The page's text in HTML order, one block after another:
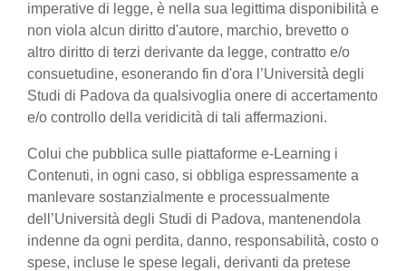
imperative di legge, è nella sua legittima disponibilità e
non viola alcun diritto d'autore, marchio, brevetto o
altro diritto di terzi derivante da legge, contratto e/o
consuetudine, esonerando fin d'ora l’Università degli
Studi di Padova da qualsivoglia onere di accertamento
e/o controllo della veridicità di tali affermazioni.
Colui che pubblica sulle piattaforme e-Learning i
Contenuti, in ogni caso, si obbliga espressamente a
manlevare sostanzialmente e processualmente
dell’Università degli Studi di Padova, mantenendola
indenne da ogni perdita, danno, responsabilità, costo o
spese, incluse le spese legali, derivanti da pretese